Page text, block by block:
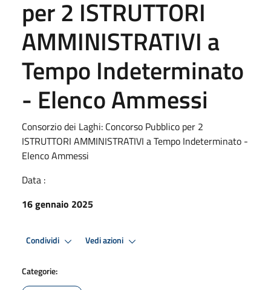
per 2 ISTRUTTORI
AMMINISTRATIVI a
Tempo Indeterminato
- Elenco Ammessi
Consorzio dei Laghi: Concorso Pubblico per 2
ISTRUTTORI AMMINISTRATIVI a Tempo Indeterminato -
Elenco Ammessi
Data :
16 gennaio 2025
Condividi Vedi azioni
Categorie: